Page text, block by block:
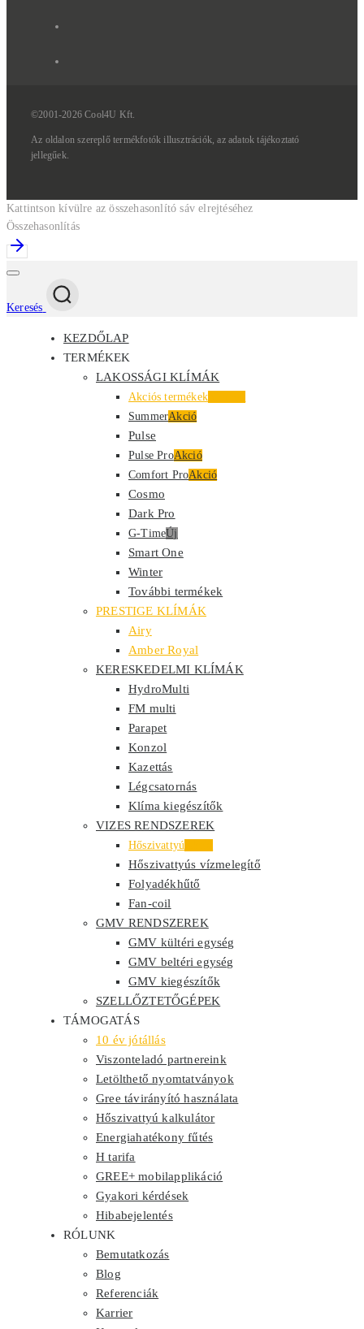
©2001-2026 Cool4U Kft.
Az oldalonszereplőtermékfotók illusztrációk,azadatoktájékoztató
jellegűek.
Kattintson kívülre az összehasonlító sáv elrejtéséhez
Összehasonlítás
Keresés
KEZDŐLAP
TERMÉKEK
LAKOSSÁGI KLÍMÁK
Akciós termékek
SummerAkció
Pulse
Pulse ProAkció
Comfort ProAkció
Cosmo
Dark Pro
G-TimeÚj
Smart One
Winter
További termékek
PRESTIGE KLÍMÁK
Airy
Amber Royal
KERESKEDELMI KLÍMÁK
HydroMulti
FM multi
Parapet
Konzol
Kazettás
Légcsatornás
Klíma kiegészítők
VIZES RENDSZEREK
Hőszivattyú
Hőszivattyús vízmelegítő
Folyadékhűtő
Fan-coil
GMV RENDSZEREK
GMV kültéri egység
GMV beltéri egység
GMV kiegészítők
SZELLŐZTETŐGÉPEK
TÁMOGATÁS
10 év jótállás
Viszonteladó partnereink
Letölthető nyomtatványok
Gree távirányító használata
Hőszivattyú kalkulátor
Energiahatékony fűtés
H tarifa
GREE+ mobilapplikáció
Gyakori kérdések
Hibabejelentés
RÓLUNK
Bemutatkozás
Blog
Referenciák
Karrier